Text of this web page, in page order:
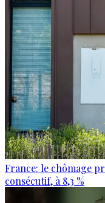
France: le chômage
consécutif, à 8,3 %